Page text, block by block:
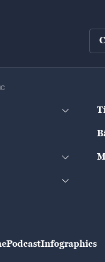
PodcastInfographics